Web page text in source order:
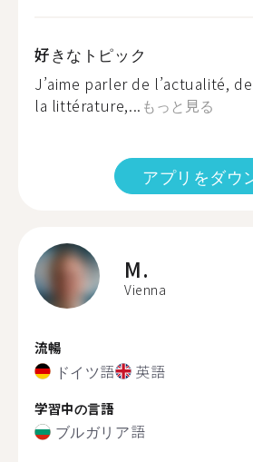
好きなトピック
J’aime parler de l’actualité,
la littérature,... もっと見る
アプリをダウ
M.
Vienna
流暢
ドイツ語 英語
学習中の言語
ブルガリア語